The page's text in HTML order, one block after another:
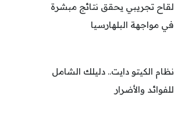
لقاح تجريبي يحقق نتائج مبشرة
في مواجهة البلهارسيا
نظام الكيتو دايت.. دليلك الشامل
للفوائد والأضرار